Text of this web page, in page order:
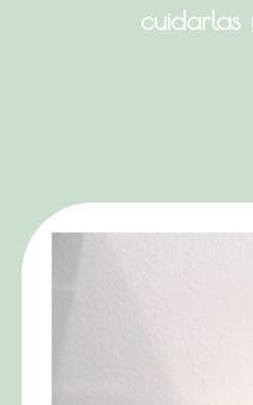
cuidarlas